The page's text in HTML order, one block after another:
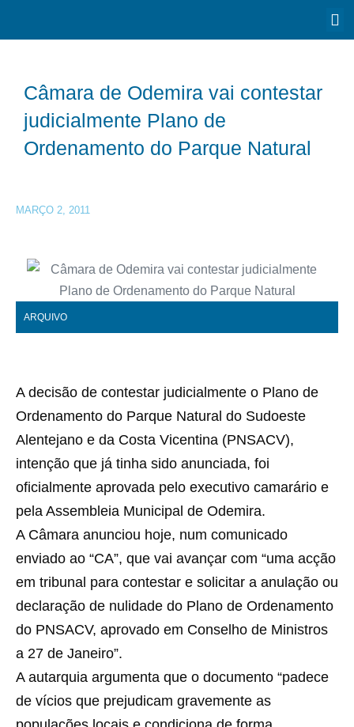
Câmara de Odemira vai contestar
judicialmente Plano de
Ordenamento do Parque Natural
MARÇO 2, 2011
ARQUIVO
A decisão de contestar judicialmente o Plano de
Ordenamento do Parque Natural do Sudoeste
Alentejano e da Costa Vicentina (PNSACV),
intenção que já tinha sido anunciada, foi
oficialmente aprovada pelo executivo camarário e
pela Assembleia Municipal de Odemira.
A Câmara anunciou hoje, num comunicado
enviado ao “CA”, que vai avançar com “uma acção
em tribunal para contestar e solicitar a anulação ou
declaração de nulidade do Plano de Ordenamento
do PNSACV, aprovado em Conselho de Ministros
a 27 de Janeiro”.
A autarquia argumenta que o documento “padece
de vícios que prejudicam gravemente as